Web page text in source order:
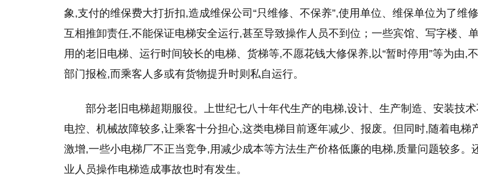
象,支付的维保费大打折扣,造成维保公司“只维修、不保养”,使用单位、维保单位为了维
互相推卸责任,不能保证电梯安全运行,甚至导致操作人员不到位；一些宾馆、写字楼、
用的老旧电梯、运行时间较长的电梯、货梯等,不愿花钱大修保养,以“暂时停用”等为由,
部门报检,而乘客人多或有货物提升时则私自运行。
部分老旧电梯超期服役。上世纪七八十年代生产的电梯,设计、生产制造、安装技
电控、机械故障较多,让乘客十分担心,这类电梯目前逐年减少、报废。但同时,随着电梯
激增,一些小电梯厂不正当竞争,用减少成本等方法生产价格低廉的电梯,质量问题较多。
业人员操作电梯造成事故也时有发生。